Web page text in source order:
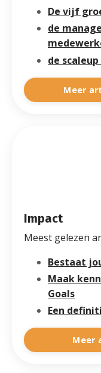
De vijf
de
de
Meer
Impact
Meest gelezen
Bestaat
Maak
Goals
Een
Meer